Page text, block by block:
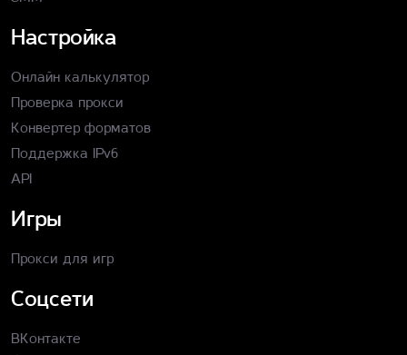
Настройка
Онлайн калькулятор
Проверка прокси
Конвертер форматов
Поддержка IPv6
API
Игры
Прокси для игр
Соцсети
ВКонтакте